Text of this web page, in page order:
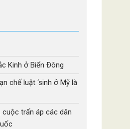
Kinh ở Biển Đông
chế luật ‘sinh ở Mỹ là
trấn áp các dân